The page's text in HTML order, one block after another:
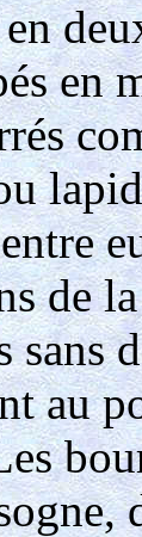
en
de
sans
au